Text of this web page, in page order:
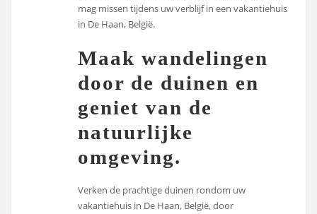
mag missen tijdens uw verblijf in een vakantiehuis
in De Haan, België.
Maak wandelingen
door de duinen en
geniet van de
natuurlijke
omgeving.
Verken de prachtige duinen rondom uw
vakantiehuis in De Haan, België, door